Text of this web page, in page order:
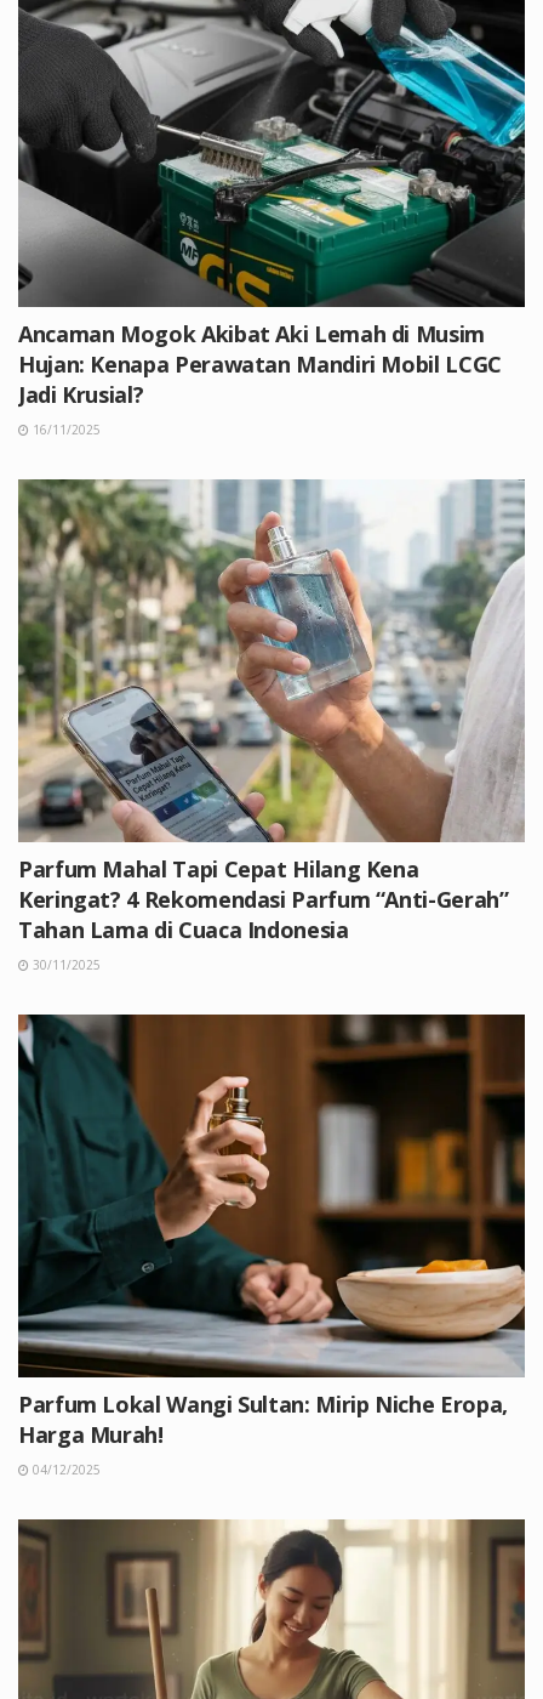
Ancaman Mogok Akibat Aki Lemah di Musim
Hujan: Kenapa Perawatan Mandiri Mobil LCGC
Jadi Krusial?
16/11/2025
Parfum Mahal Tapi Cepat Hilang Kena
Keringat? 4 Rekomendasi Parfum “Anti-Gerah”
Tahan Lama di Cuaca Indonesia
30/11/2025
Parfum Lokal Wangi Sultan: Mirip Niche Eropa,
Harga Murah!
04/12/2025